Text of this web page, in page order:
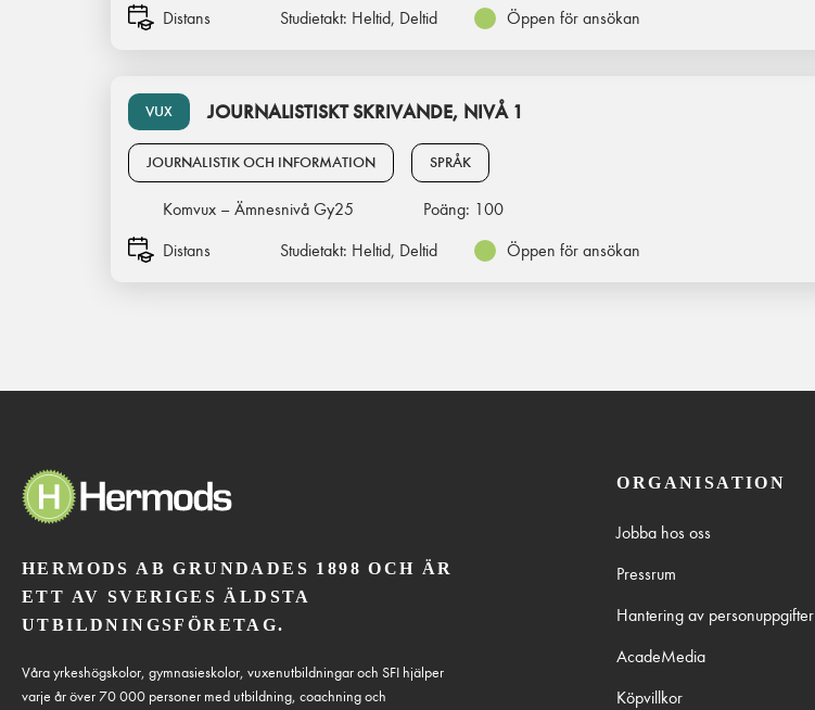
Distans
Studietakt: Heltid, Deltid Öppen för ansökan
VUX JOURNALISTISKT SKRIVANDE, NIVÅ 1
JOURNALISTIK OCH INFORMATION SPRÅK
Komvux – Ämnesnivå Gy25 Poäng: 100
Distans
Studietakt: Heltid, Deltid Öppen för ansökan
HERMODS AB GRUNDADES 1898 OCH ÄR
ETT AV SVERIGES ÄLDSTA
UTBILDNINGSFÖRETAG.
Våra yrkeshögskolor, gymnasieskolor, vuxenutbildningar och SFI hjälper
varje år över 70 000 personer med utbildning, coachning och
ORGANISATION
Jobba hos oss
Pressrum
Hantering av personuppgifter
AcadeMedia
Köpvillkor